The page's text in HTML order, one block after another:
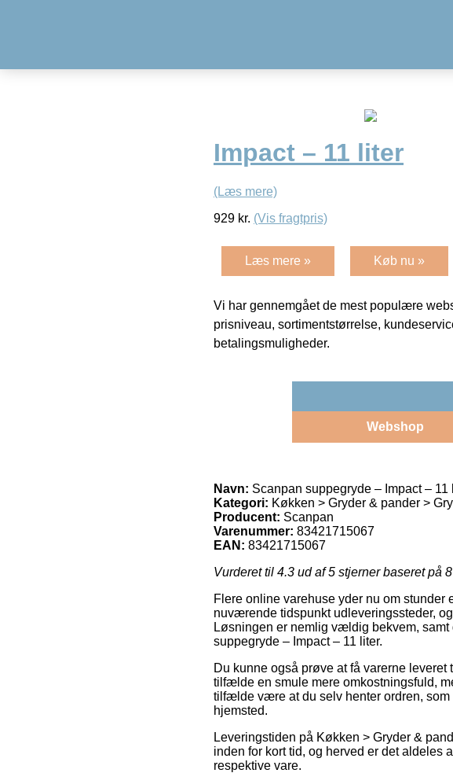
Impact – 11 liter
(Læs mere)
929 kr. (Vis fragtpris)
Læs mere » Køb nu »
Vi har gennemgået de mest populære
prisniveau, sortimentstørrelse,
betalingsmuligheder.
Webshop
Navn: Scanpan suppegryde – Impact – 11
Kategori: Køkken > Gryder & pander >
Producent: Scanpan
Varenummer: 83421715067
EAN: 83421715067
Vurderet til 4.3 ud af 5 stjerner baseret på 8
Flere online varehuse yder nu om
nuværende tidspunkt udleveringssteder,
Løsningen er nemlig vældig bekvem,
suppegryde – Impact – 11 liter.
Du kunne også prøve at få varerne
tilfælde en smule mere omkostningsfuld,
tilfælde være at du selv henter ordren,
hjemsted.
Leveringstiden på Køkken > Gryder &
inden for kort tid, og herved er det aldeles
respektive vare.